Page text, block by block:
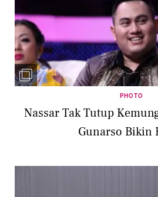
PHOTO
Nassar Tak Tutup
Gunarso Bikin